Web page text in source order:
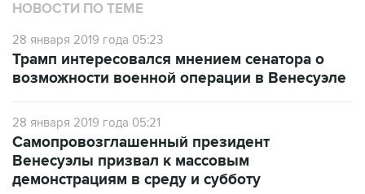
НОВОСТИ ПО ТЕМЕ
28 января 2019 года 05:23
Трамп интересовался мнением сенатора о
возможности военной операции в Венесуэле
28 января 2019 года 05:21
Самопровозглашенный президент
Венесуэлы призвал к массовым
демонстрациям в среду и субботу